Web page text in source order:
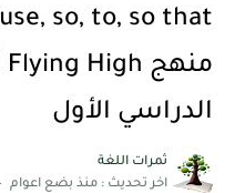
الدراسي الأول
ثمرات اللغة
اخر تحديث : منذ بضع اعوام